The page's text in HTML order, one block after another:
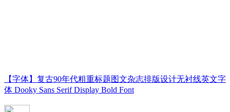
【字体】复古90年代粗重标题图文杂志排版设计无衬线英文字
体 Dooky Sans Serif Display Bold Font